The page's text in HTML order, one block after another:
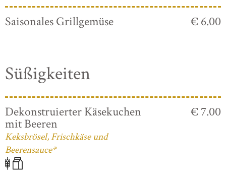
Saisonales Grillgemüse € 6.00
Süßigkeiten
Dekonstruierter Käsekuchen
mit Beeren
Keksbrösel, Frischkäse und
Beerensauce*
€ 7.00